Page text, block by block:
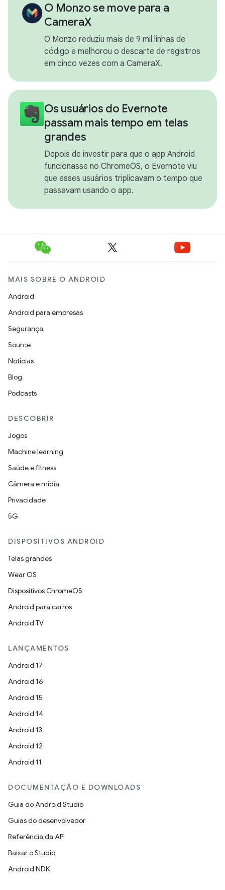
O Monzo se move para a
CameraX
O Monzo reduziu mais de 9 mil linhas de
código e melhorou o descarte de registros
em cinco vezes com a CameraX.
Os usuários do Evernote
passam mais tempo em telas
grandes
Depois de investir para que o app Android
funcionasse no ChromeOS, o Evernote viu
que esses usuários triplicavam o tempo que
passavam usando o app.
MAIS SOBRE O ANDROID
Android
Android para empresas
Segurança
Source
Notícias
Blog
Podcasts
DESCOBRIR
Jogos
Machine learning
Saúde e fitness
Câmera e mídia
Privacidade
5G
DISPOSITIVOS ANDROID
Telas grandes
Wear OS
Dispositivos ChromeOS
Android para carros
Android TV
LANÇAMENTOS
Android 17
Android 16
Android 15
Android 14
Android 13
Android 12
Android 11
DOCUMENTAÇÃO E DOWNLOADS
Guia do Android Studio
Guias do desenvolvedor
Referência da API
Baixar o Studio
Android NDK